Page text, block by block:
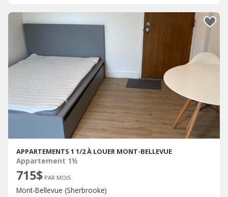
APPARTEMENTS 1 1/2 À LOUER MONT-BELLEVUE
Appartement 1½
715$ PAR MOIS
Mont-Bellevue (Sherbrooke)